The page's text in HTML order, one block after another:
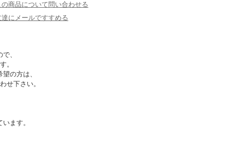
の商品について問い合わせる
達にメールですすめる
、
。
の方は、
せ下さい。
ます。